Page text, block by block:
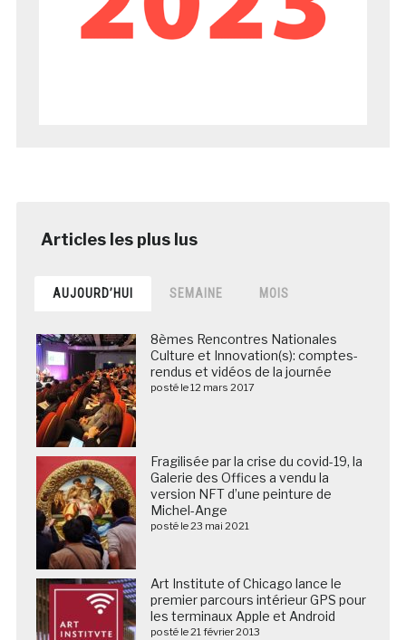
AUJOURD’HUI SEMAINE MOIS
8èmes Rencontres Nationales
Culture et Innovation(s): comptes-
rendus et vidéos de la journée
posté le 12 mars 2017
Fragilisée par la crise du covid-19, la
Galerie des Offices a vendu la
version NFT d’une peinture de
Michel-Ange
posté le 23 mai 2021
Art Institute of Chicago lance le
premier parcours intérieur GPS pour
les terminaux Apple et Android
posté le 21 février 2013